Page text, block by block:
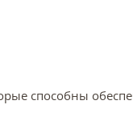
способны